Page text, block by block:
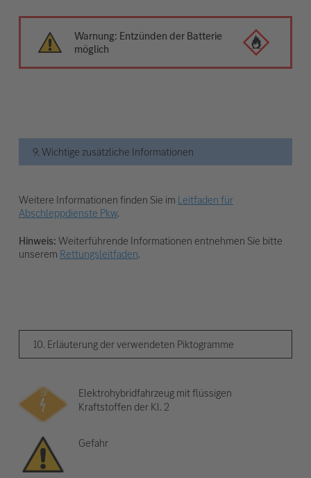
Warnung: Entzünden der Batterie
möglich
9. Wichtige zusätzliche Informationen
Weitere Informationen finden Sie im Leitfaden für
Abschleppdienste Pkw.
Hinweis:Weiterführende Informationen entnehmen Sie bitte
unserem Rettungsleitfaden.
10. Erläuterung der verwendeten Piktogramme
Elektrohybridfahrzeug mit flüssigen
Kraftstoffen der Kl. 2
Gefahr